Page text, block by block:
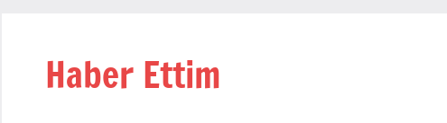
Haber Ettim